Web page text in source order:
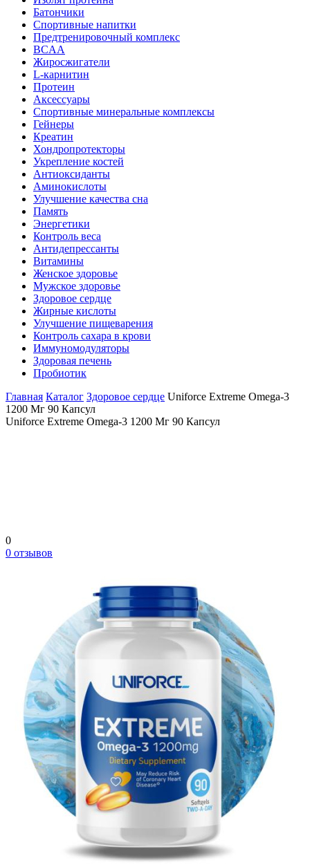
Батончики
Спортивные напитки
Предтренировочный комплекс
BCAA
Жиросжигатели
L-карнитин
Протеин
Аксессуары
Спортивные минеральные комплексы
Гейнеры
Креатин
Хондропротекторы
Укрепление костей
Антиоксиданты
Аминокислоты
Улучшение качества сна
Память
Энергетики
Контроль веса
Антидепрессанты
Витамины
Женское здоровье
Мужское здоровье
Здоровое сердце
Жирные кислоты
Улучшение пищеварения
Контроль сахара в крови
Иммуномодуляторы
Здоровая печень
Пробиотик
Главная Каталог Здоровое сердце Uniforce Extreme Omega-3
1200 Мг 90 Капсул
Uniforce Extreme Omega-3 1200 Мг 90 Капсул
0
0 отзывов